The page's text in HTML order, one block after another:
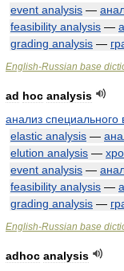
event analysis —
feasibility analysis —
grading analysis —
English-Russian base
ad hoc analysis
анализ специального
elastic analysis —
elution analysis —
event analysis —
feasibility analysis —
grading analysis —
English-Russian base
adhoc analysis